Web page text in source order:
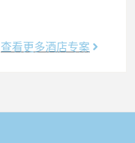
查看更多酒店专案